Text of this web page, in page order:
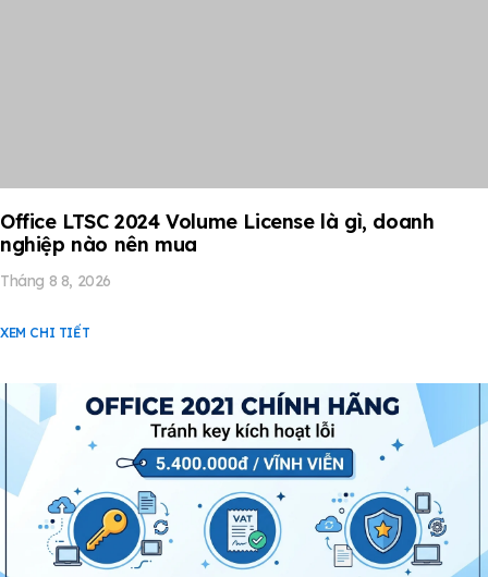
Office LTSC 2024 Volume License là gì, doanh
nghiệp nào nên mua
Tháng 8 8, 2026
XEM CHI TIẾT